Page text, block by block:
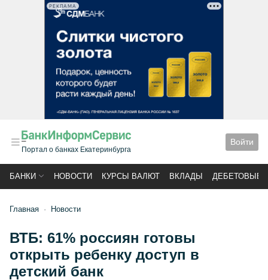
РЕКЛАМА
Портал о банках Екатеринбурга
Войти
БАНКИ НОВОСТИ КУРСЫ ВАЛЮТ ВКЛАДЫ ДЕБЕТОВЫЕ
Главная Новости
ВТБ: 61% россиян готовы
открыть ребенку доступ в
детский банк